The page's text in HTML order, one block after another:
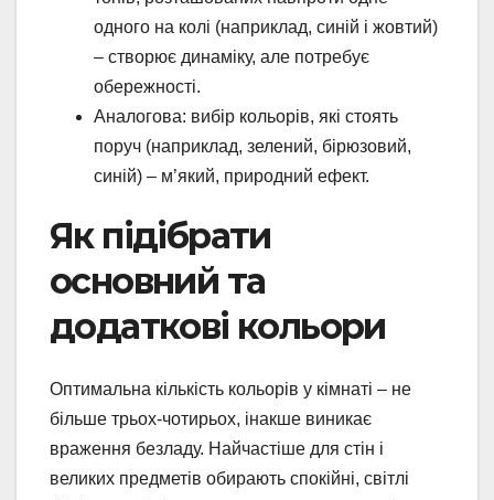
одного на колі (наприклад, синій і жовтий)
– створює динаміку, але потребує
обережності.
Аналогова: вибір кольорів, які стоять
поруч (наприклад, зелений, бірюзовий,
синій) – м’який, природний ефект.
Як підібрати
основний та
додаткові кольори
Оптимальна кількість кольорів у кімнаті – не
більше трьох-чотирьох, інакше виникає
враження безладу. Найчастіше для стін і
великих предметів обирають спокійні, світлі